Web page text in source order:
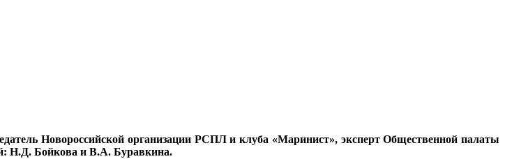
Новороссийской организации РСПЛ и клуба «Маринист», эксперт Общественной палаты
Н.Д. Бойкова и В.А. Буравкина.